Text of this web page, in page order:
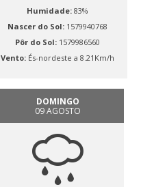
Humidade: 83%
Nascer do Sol: 1579940768
Pôr do Sol: 1579986560
Vento: És-nordeste a 8.21Km/h
DOMINGO
09 AGOSTO